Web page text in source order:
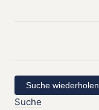
Suche